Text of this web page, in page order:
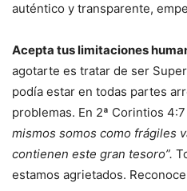
auténtico y transparente,
Acepta tus limitaciones
agotarte es tratar de ser
podía estar en todas partes
problemas. En 2ª Corintios
mismos somos como frágiles
contienen este gran tesoro”.
estamos agrietados.